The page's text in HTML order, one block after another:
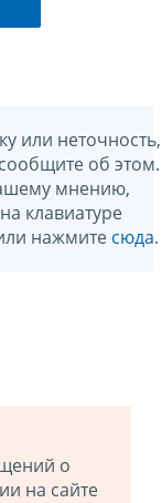
или неточность,
об этом.
мнению,
клавиатуре
нажмите сюда.
о
на сайте